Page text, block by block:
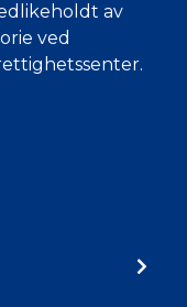
av
ved